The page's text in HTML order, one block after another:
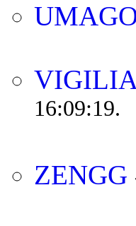
16:09:19.
ZENGG